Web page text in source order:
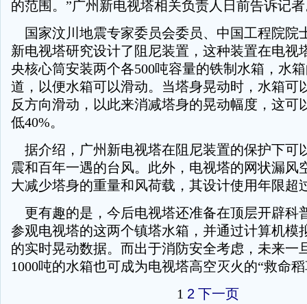
的范围。”广州新电视塔相关负责人日前告诉记
国家汶川地震专家委员会委员、中国工程院院
新电视塔研究设计了阻尼装置，这种装置在电视
央核心筒安装两个各500吨容量的铁制水箱，水
道，以便水箱可以滑动。当塔身晃动时，水箱可
反方向滑动，以此来消减塔身的晃动幅度，这可
低40%。
据介绍，广州新电视塔在阻尼装置的保护下可
震和百年一遇的台风。此外，电视塔的网状漏风
大减少塔身的重量和风荷载，其设计使用年限超
更有趣的是，今后电视塔还准备在顶层开辟科
参观电视塔的这两个镇塔水箱，并通过计算机模
的实时晃动数据。而出于消防安全考虑，未来一
1000吨的水箱也可成为电视塔高空灭火的“救命
1 2 下一页